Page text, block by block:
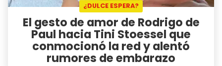
¿DULCE ESPERA?
El gesto de amor de Rodrigo de
Paul hacia Tini Stoessel que
conmocionó la red y alentó
rumores de embarazo